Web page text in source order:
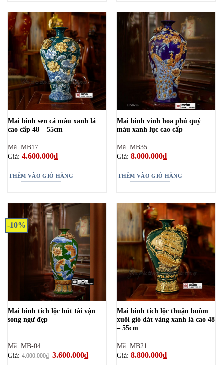
Mai bình sen cá màu xanh lá
cao cấp 48 – 55cm
Mã: MB17
Giá: 4.600.000₫
THÊM VÀO GIỎ HÀNG
Mai bình vinh hoa phú quý
màu xanh lục cao cấp
Mã: MB35
Giá: 8.000.000₫
THÊM VÀO GIỎ HÀNG
-10%
Mai bình tích lộc hút tài vận
song ngư đẹp
Mã: MB-04
Giá:4.000.000₫ Giá
3.600.000₫Giá
hiện
Mai bình tích lộc thuận buồm
xuôi gió dát vàng xanh lá cao 48
– 55cm
Mã: MB21
Giá: 8.800.000₫